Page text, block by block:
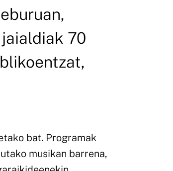
jaialdiak 70
bat. Programak
musikan barrena,